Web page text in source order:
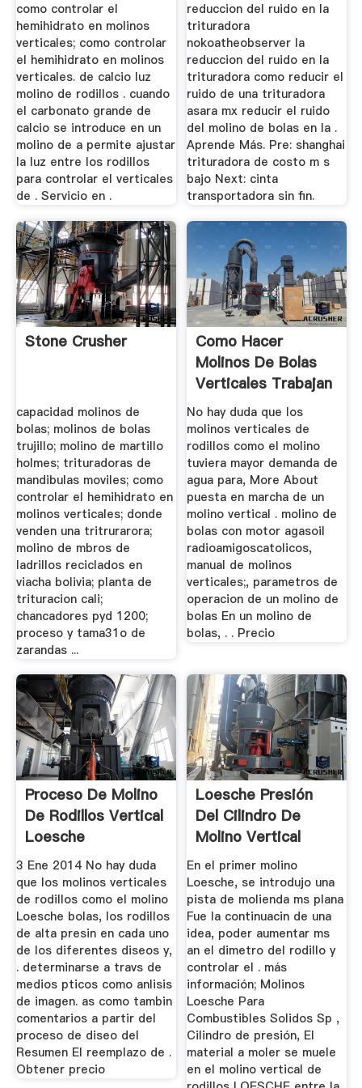
como controlar el
hemihidrato en molinos
verticales; como controlar
el hemihidrato en molinos
verticales. de calcio luz
molino de rodillos . cuando
el carbonato grande de
calcio se introduce en un
molino de a permite ajustar
la luz entre los rodillos
para controlar el verticales
de . Servicio en .
reduccion del ruido en la
trituradora
nokoatheobserver la
reduccion del ruido en la
trituradora como reducir el
ruido de una trituradora
asara mx reducir el ruido
del molino de bolas en la .
Aprende Más. Pre: shanghai
trituradora de costo m s
bajo Next: cinta
transportadora sin fin.
Stone Crusher
capacidad molinos de
bolas; molinos de bolas
trujillo; molino de martillo
holmes; trituradoras de
mandibulas moviles; como
controlar el hemihidrato en
molinos verticales; donde
venden una tritrurarora;
molino de mbros de
ladrillos reciclados en
viacha bolivia; planta de
trituracion cali;
chancadores pyd 1200;
proceso y tama31o de
zarandas ...
Como Hacer
Molinos De Bolas
Verticales Trabajan
No hay duda que los
molinos verticales de
rodillos como el molino
tuviera mayor demanda de
agua para, More About
puesta en marcha de un
molino vertical . molino de
bolas con motor agasoil
radioamigoscatolicos,
manual de molinos
verticales;, parametros de
operacion de un molino de
bolas En un molino de
bolas, . . Precio
Proceso De Molino
De Rodillos Vertical
Loesche
3 Ene 2014 No hay duda
que los molinos verticales
de rodillos como el molino
Loesche bolas, los rodillos
de alta presin en cada uno
de los diferentes diseos y,
. determinarse a travs de
medios pticos como anlisis
de imagen. as como tambin
comentarios a partir del
proceso de diseo del
Resumen El reemplazo de .
Obtener precio
Loesche Presión
Del Cilindro De
Molino Vertical
En el primer molino
Loesche, se introdujo una
pista de molienda ms plana
Fue la continuacin de una
idea, poder aumentar ms
an el dimetro del rodillo y
controlar el . más
información; Molinos
Loesche Para
Combustibles Solidos Sp ,
Cilindro de presión, El
material a moler se muele
en el molino vertical de